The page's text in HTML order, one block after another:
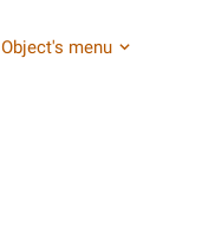
Object's menu